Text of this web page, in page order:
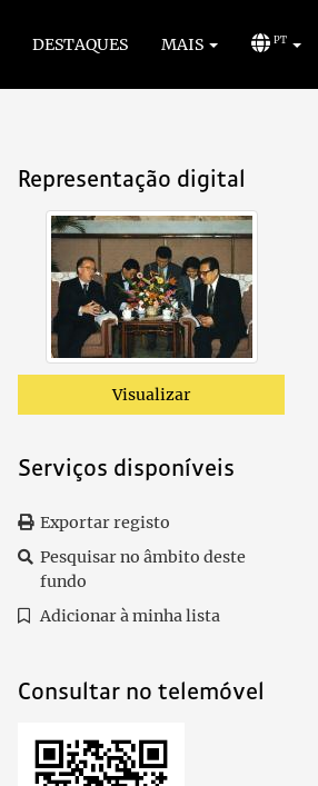
DESTAQUES MAIS PT
Representação digital
Visualizar
Serviços disponíveis
Exportar registo
Pesquisar no âmbito deste
fundo
Adicionar à minha lista
Consultar no telemóvel